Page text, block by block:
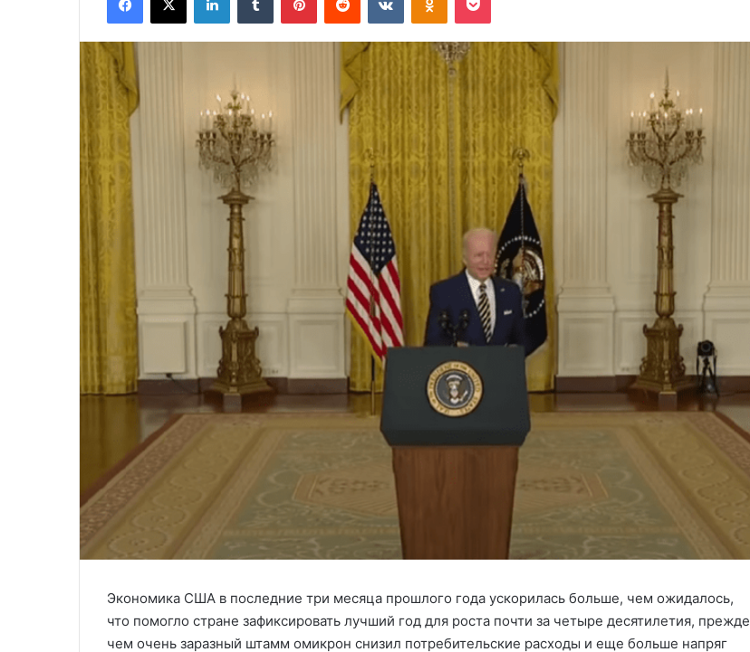
Экономика США в последние три месяца прошлого года ускорилась больше, чем ожидалось,
что помогло стране зафиксировать лучший год для роста почти за четыре десятилетия, прежде
чем очень заразный штамм омикрон снизил потребительские расходы и еще больше напряг